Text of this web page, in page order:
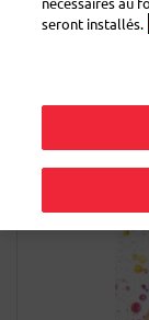
Code produit
seront installés.